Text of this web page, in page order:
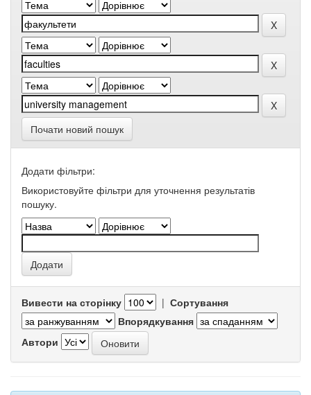
Почати новий пошук
Додати фільтри:
Використовуйте фільтри для уточнення результатів
пошуку.
Вивести на сторінку | Сортування
Впорядкування
Автори